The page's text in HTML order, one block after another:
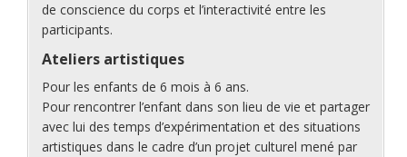
de conscience du corps et l’interactivité entre les
participants.
Ateliers artistiques
Pour les enfants de 6 mois à 6 ans.
Pour rencontrer l’enfant dans son lieu de vie et partager
avec lui des temps d’expérimentation et des situations
artistiques dans le cadre d’un projet culturel mené par